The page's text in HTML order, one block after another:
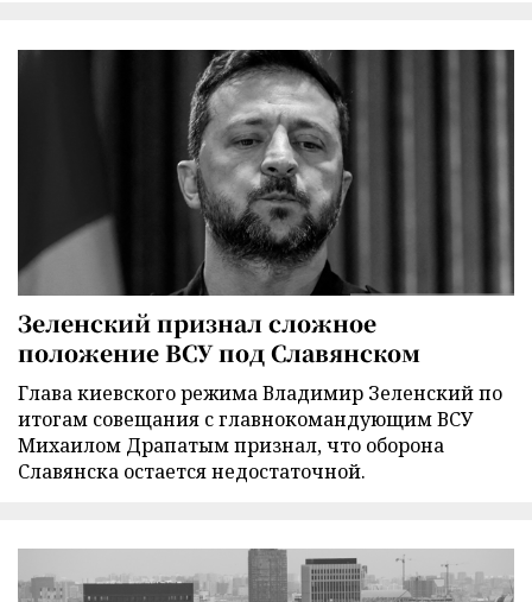
Зеленский признал сложное
положение ВСУ под Славянском
Глава киевского режима Владимир Зеленский по
итогам совещания с главнокомандующим ВСУ
Михаилом Драпатым признал, что оборона
Славянска остается недостаточной.